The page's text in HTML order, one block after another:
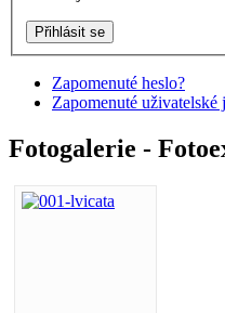
Zapomenuté heslo?
Zapomenuté uživatelské
Fotogalerie -